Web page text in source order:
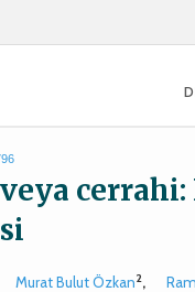
cerrahi:
Murat Bulut Özkan2,